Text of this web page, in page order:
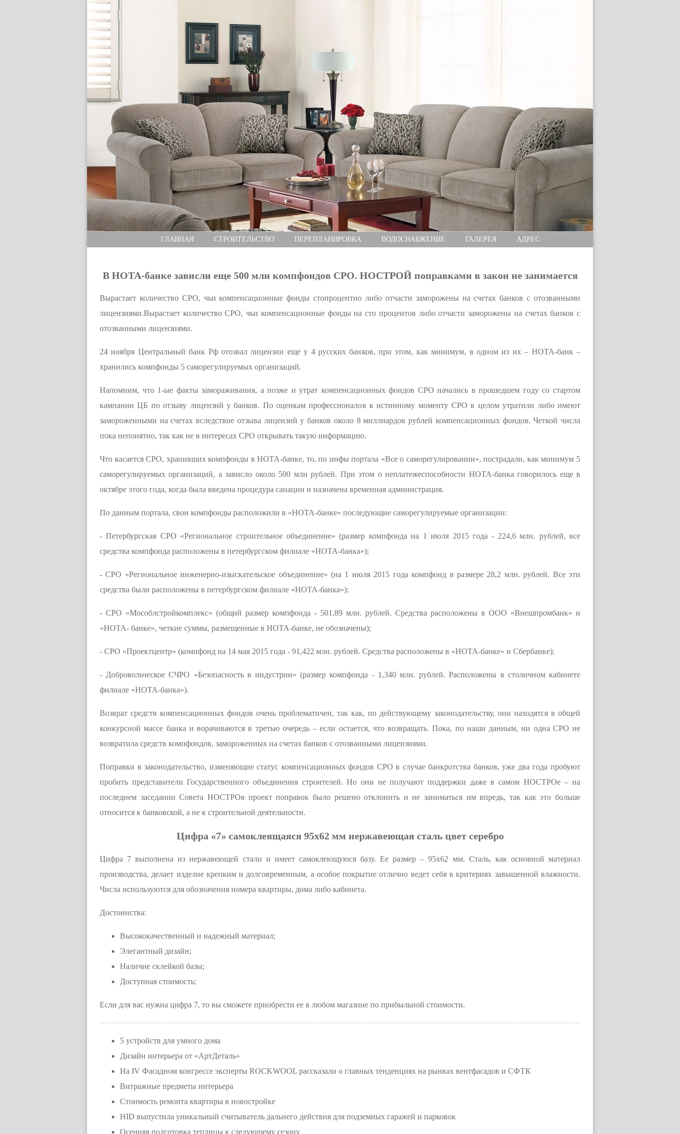
ГЛАВНАЯ СТРОИТЕЛЬСТВО ПЕРЕПЛАНИРОВКА ВОДОСНАБЖЕНИЕ ГАЛЕРЕЯ АДРЕС
В НОТА-банке зависли еще 500 млн компфондов СРО. НОСТРОЙ поправками в закон не занимается
Вырастает количество СРО, чьи компенсационные фонды стопроцентно либо отчасти заморожены на счетах банков с отозванными
лицензиями.Вырастает количество СРО, чьи компенсационные фонды на сто процентов либо отчасти заморожены на счетах банков с
отозванными лицензиями.
24 ноября Центральный банк Рф отозвал лицензии еще у 4 русских банков, при этом, как минимум, в одном из их – НОТА-банк –
хранились компфонды 5 саморегулируемых организаций.
Напомним, что 1-ые факты замораживания, а позже и утрат компенсационных фондов СРО начались в прошедшем году со стартом
кампании ЦБ по отзыву лицензий у банков. По оценкам профессионалов к истинному моменту СРО в целом утратили либо имеют
замороженными на счетах вследствие отзыва лицензий у банков около 8 миллиардов рублей компенсационных фондов. Четкой числа
пока непонятно, так как не в интересах СРО открывать такую информацию.
Что касается СРО, хранивших компфонды в НОТА-банке, то, по инфы портала «Все о саморегулировании», пострадали, как минимум 5
саморегулируемых организаций, а зависло около 500 млн рублей. При этом о неплатежеспособности НОТА-банка говорилось еще в
октябре этого года, когда была введена процедура санации и назначена временная администрация.
По данным портала, свои компфонды расположили в «НОТА-банке» последующие саморегулируемые организации:
- Петербургская СРО «Региональное строительное объединение» (размер компфонда на 1 июля 2015 года - 224,6 млн. рублей, все
средства компфонда расположены в петербургском филиале «НОТА-банка»);
- СРО «Региональное инженерно-изыскательское объединение» (на 1 июля 2015 года компфонд в размере 28,2 млн. рублей. Все эти
средства были расположены в петербургском филиале «НОТА-банка»);
- СРО «Мособлстройкомплекс» (общий размер компфонда - 501,89 млн. рублей. Средства расположены в ООО «Внешпромбанк» и
«НОТА- банке», четкие суммы, размещенные в НОТА-банке, не обозначены);
- СРО «Проектцентр» (компфонд на 14 мая 2015 года - 91,422 млн. рублей. Средства расположены в «НОТА-банке» и Сбербанке);
- Добровольческое СЧРО «Безопасность в индустрии» (размер компфонда - 1,340 млн. рублей. Расположены в столичном кабинете
филиале «НОТА-банка»).
Возврат средств компенсационных фондов очень проблематичен, так как, по действующему законодательству, они находятся в общей
конкурсной массе банка и ворачиваются в третью очередь – если остается, что возвращать. Пока, по наши данным, ни одна СРО не
возвратила средств компфондов, замороженных на счетах банков с отозванными лицензиями.
Поправки в законодательство, изменяющие статус компенсационных фондов СРО в случае банкротства банков, уже два года пробуют
пробить представители Государственного объединения строителей. Но они не получают поддержки даже в самом НОСТРОе – на
последнем заседании Совета НОСТРОя проект поправок было решено отклонить и не заниматься им впредь, так как это больше
относится к банковской, а не к строительной деятельности.
Цифра «7» самоклеящаяся 95х62 мм нержавеющая сталь цвет серебро
Цифра 7 выполнена из нержавеющей стали и имеет самоклеющуюся базу. Ее размер – 95х62 мм. Сталь, как основной материал
производства, делает изделие крепким и долговременным, а особое покрытие отлично ведет себя в критериях завышенной влажности.
Числа используются для обозначения номера квартиры, дома либо кабинета.
Достоинства:
Высококачественный и надежный материал;
Элегантный дизайн;
Наличие склейкой базы;
Доступная стоимость;
Если для вас нужна цифра 7, то вы сможете приобрести ее в любом магазине по прибыльной стоимости.
5 устройств для умного дома
Дизайн интерьера от «АртДеталь»
На IV Фасадном конгрессе эксперты ROCKWOOL рассказали о главных тенденциях на рынках вентфасадов и СФТК
Витражные предметы интерьера
Стоимость ремонта квартиры в новостройке
HID выпустила уникальный считыватель дальнего действия для подземных гаражей и парковок
Осенняя подготовка теплицы к следующему сезону